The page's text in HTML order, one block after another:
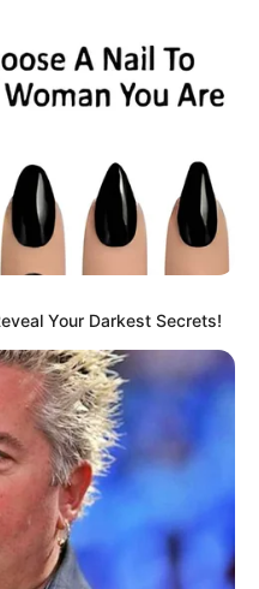
Your Darkest Secrets!